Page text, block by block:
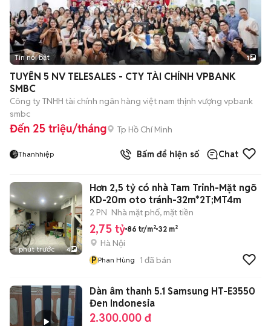
Tin nổi bật 1
TUYỂN 5 NV TELESALES - CTY TÀI CHÍNH VPBANK
SMBC
Công ty TNHH tài chính ngân hàng việt nam thịnh vượng vpbank
smbc
Đến 25 triệu/tháng Tp Hồ Chí Minh
Thanhhiệp Bấm để hiện số Chat
1 phút trước 4
Hơn 2,5 tỷ có nhà Tam Trinh-Mặt ngõ
KD-20m oto tránh-32m*2T;MT4m
2 PN Nhà mặt phố, mặt tiền
2,75 tỷ 86 tr/m² 32 m²
Hà Nội
P Phan Hùng 1 đã bán
Dàn âm thanh 5.1 Samsung HT-E3550
Đen Indonesia
2.300.000 đ